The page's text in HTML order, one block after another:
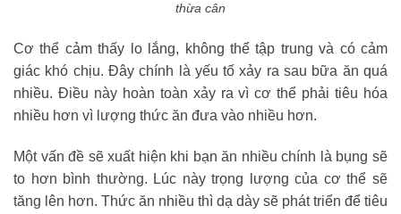
thừa cân
Cơ thể cảm thấy lo lắng, không thể tập trung và có cảm
giác khó chịu. Đây chính là yếu tố xảy ra sau bữa ăn quá
nhiều. Điều này hoàn toàn xảy ra vì cơ thể phải tiêu hóa
nhiều hơn vì lượng thức ăn đưa vào nhiều hơn.
Một vấn đề sẽ xuất hiện khi bạn ăn nhiều chính là bụng sẽ
to hơn bình thường. Lúc này trọng lượng của cơ thể sẽ
tăng lên hơn. Thức ăn nhiều thì dạ dày sẽ phát triển để tiêu